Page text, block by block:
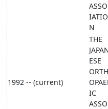
IATIO
N
1992 -- (current)
THE
ESE
ORTH
IC